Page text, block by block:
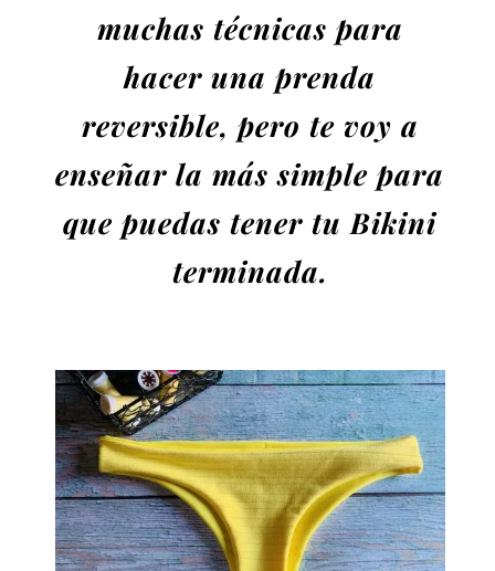
muchas técnicas para
hacer una prenda
reversible, pero te voy a
enseñar la más simple para
que puedas tener tu Bikini
terminada.